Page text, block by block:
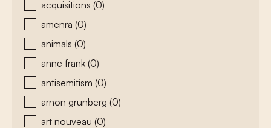
acquisitions (0)
amenra (0)
animals (0)
anne frank (0)
antisemitism (0)
arnon grunberg (0)
art nouveau (0)